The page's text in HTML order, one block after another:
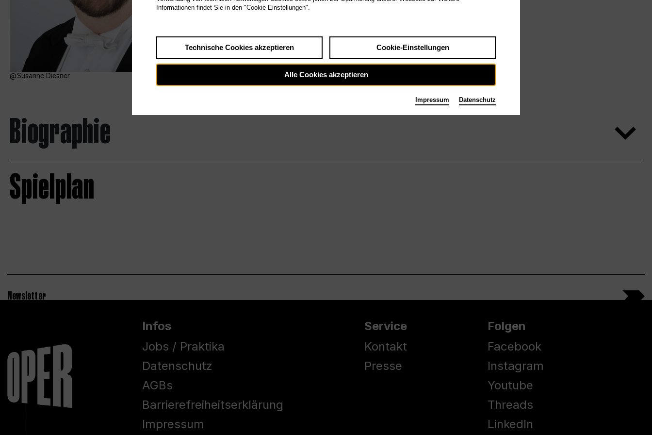
Susanne Diesner
Biographie
Spielplan
Newsletter
Infos
Jobs / Praktika
Datenschutz
AGBs
Barrierefreiheitserklärung
Impressum
Service
Kontakt
Presse
Folgen
Facebook
Instagram
Youtube
Threads
LinkedIn
Informationen findet Sie in den "Cookie-Einstellungen".
Technische Cookies akzeptieren Cookie-Einstellungen
Alle Cookies akzeptieren
Impressum Datenschutz